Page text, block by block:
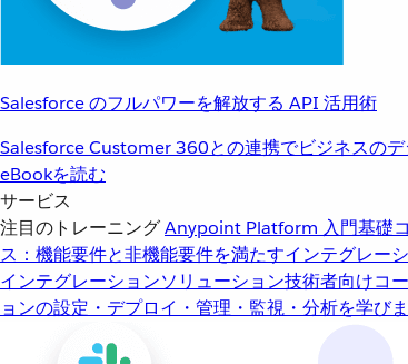
Salesforce のフルパワーを解放する API 活用術
Salesforce Customer 360との連携でビジネスの
eBookを読む
サービス
注目のトレーニングAnypoint Platform 入門基礎
ス：機能要件と非機能要件を満たすインテグレー
インテグレーションソリューション技術者向けコ
ョンの設定・デプロイ・管理・監視・分析を学びま